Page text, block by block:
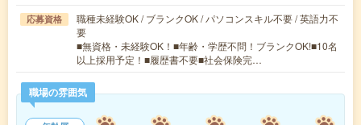
応募資格
職種未経験OK / ブランクOK / パソコンスキル不要 / 英語力不
要
■無資格・未経験OK！■年齢・学歴不問！ブランクOK!■10名
以上採用予定！■履歴書不要■社会保険完…
職場の雰囲気